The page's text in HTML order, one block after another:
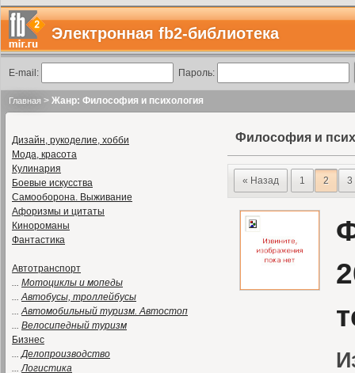
Электронная fb2-библиотека
E-mail: Пароль:
Главная > Жанр: Философия и психология
Дизайн, рукоделие, хобби
Мода, красота
Кулинария
Боевые искусства
Самооборона. Выживание
Афоризмы и цитаты
Кинороманы
Фантастика
Автотранспорт
... Мотоциклы и мопеды
...Автобусы, троллейбусы
...Автомобильный туризм. Автостоп
... Велосипедный туризм
Бизнес
...Делопроизводство
...Логистика
Философия и
« Назад 1 2 3